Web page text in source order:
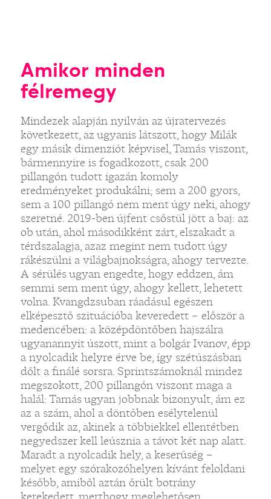
Amikor minden
félremegy
Mindezek alapján nyilván az újratervezés
következett, az ugyanis látszott, hogy Milák
egy másik dimenziót képvisel, Tamás viszont,
bármennyire is fogadkozott, csak 200
pillangón tudott igazán komoly
eredményeket produkálni; sem a 200 gyors,
sem a 100 pillangó nem ment úgy neki, ahogy
szeretné. 2019-ben újfent csőstül jött a baj: az
ob után, ahol másodikként zárt, elszakadt a
térdszalagja, azaz megint nem tudott úgy
rákészülni a világbajnokságra, ahogy tervezte.
A sérülés ugyan engedte, hogy eddzen, ám
semmi sem ment úgy, ahogy kellett, lehetett
volna. Kvangdzsuban ráadásul egészen
elképesztő szituációba keveredett – először a
medencében: a középdöntőben hajszálra
ugyanannyit úszott, mint a bolgár Ivanov, épp
a nyolcadik helyre érve be, így szétúszásban
dőlt a finálé sorsra. Sprintszámoknál mindez
megszokott, 200 pillangón viszont maga a
halál: Tamás ugyan jobbnak bizonyult, ám ez
az a szám, ahol a döntőben esélytelenül
vergődik az, akinek a többiekkel ellentétben
negyedszer kell leúsznia a távot két nap alatt.
Maradt a nyolcadik hely, a keserűség –
melyet egy szórakozóhelyen kívánt feloldani
később, amiből aztán őrült botrány